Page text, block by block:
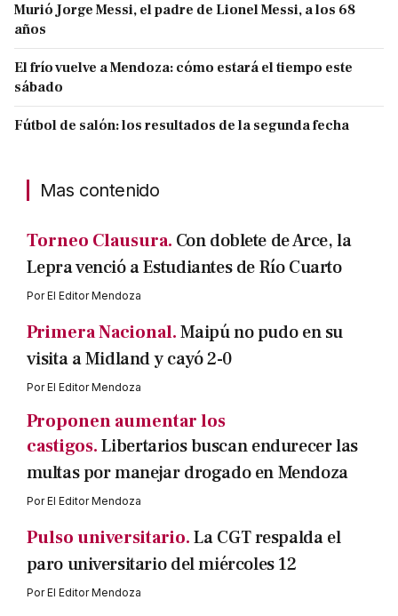
Murió Jorge Messi, el padre de Lionel Messi, a los 68
años
El frío vuelve a Mendoza: cómo estará el tiempo este
sábado
Fútbol de salón: los resultados de la segunda fecha
Mas contenido
Torneo Clausura. Con doblete de Arce, la
Lepra venció a Estudiantes de Río Cuarto
PorEl Editor Mendoza
Primera Nacional.Maipú no pudo en su
visita a Midland y cayó 2-0
PorEl Editor Mendoza
Proponen aumentar los
castigos.Libertarios buscan endurecer las
multas por manejar drogado en Mendoza
PorEl Editor Mendoza
Pulso universitario.La CGT respalda el
paro universitario del miércoles 12
PorEl Editor Mendoza